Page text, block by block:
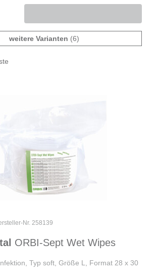
weitere Varianten (6)
Nr. 258139
ORBI-Sept Wet Wipes
Typ soft, Größe L, Format 28 x 30